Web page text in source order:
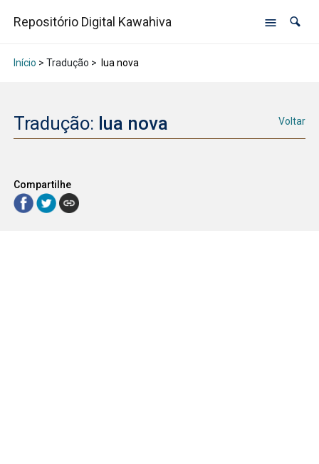
Repositório Digital Kawahiva
Início > Tradução > lua nova
Tradução: lua nova Voltar
Compartilhe